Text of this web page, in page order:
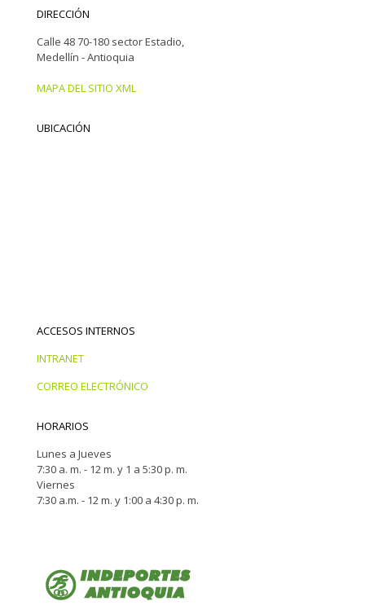
DIRECCIÓN
Calle 48 70-180 sector Estadio,
Medellín - Antioquia
MAPA DEL SITIO XML
UBICACIÓN
ACCESOS INTERNOS
INTRANET
CORREO ELECTRÓNICO
HORARIOS
Lunes a Jueves
7:30 a. m. - 12 m. y 1 a 5:30 p. m.
Viernes
7:30 a.m. - 12 m. y 1:00 a 4:30 p. m.